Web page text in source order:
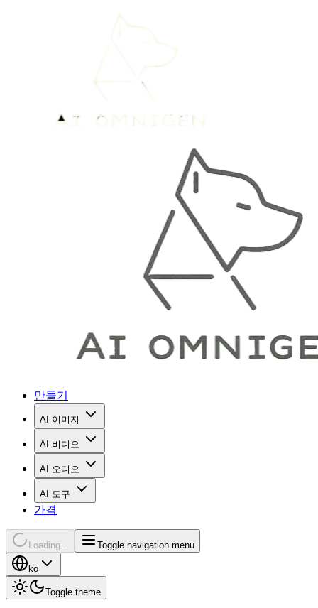
만들기
AI 이미지
AI 비디오
AI 오디오
AI 도구
가격
Loading... Toggle navigation menu
ko
Toggle theme